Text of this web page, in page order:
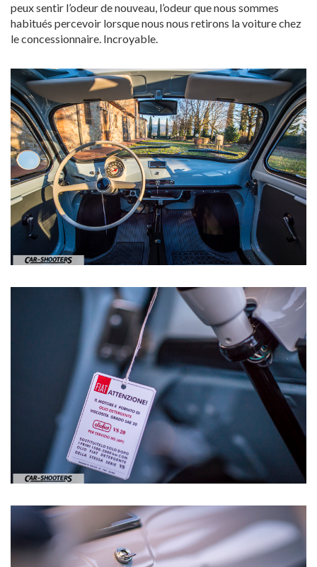
peux sentir l’odeur de nouveau, l’odeur que nous sommes
habitués percevoir lorsque nous nous retirons la voiture chez
le concessionnaire. Incroyable.